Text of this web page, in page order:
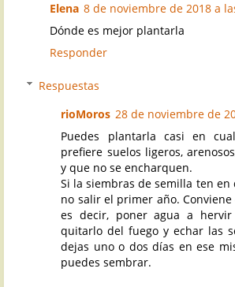
Elena 8 de noviembre de 2018 a
Dónde es mejor plantarla
Responder
Respuestas
rioMoros 28 de noviembre de
Puedes plantarla casi en
prefiere suelos ligeros,
y que no se encharquen.
Si la siembras de semilla ten
no salir el primer año.
es decir, poner agua a
quitarlo del fuego y echar las
dejas uno o dos días en ese
puedes sembrar.